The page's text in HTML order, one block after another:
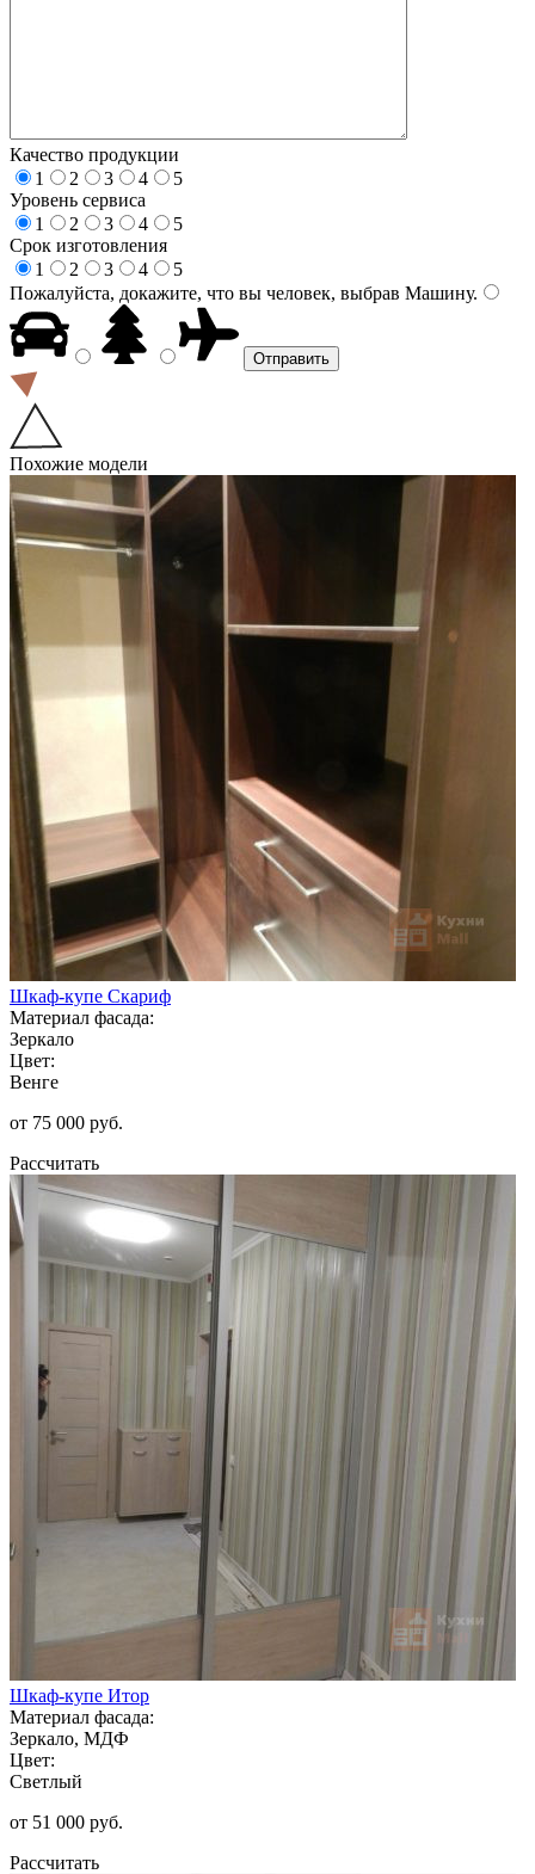
Качество продукции
1
2 3 4
5
Уровень сервиса
1
2 3 4
5
Срок изготовления
1
2 3 4
5
Пожалуйста, докажите, что вы человек, выбрав Машину.
Похожие модели
Шкаф-купе Скариф
Материал фасада:
Зеркало
Цвет:
Венге
от 75 000 руб.
Рассчитать
Шкаф-купе Итор
Материал фасада:
Зеркало, МДФ
Цвет:
Светлый
от 51 000 руб.
Рассчитать